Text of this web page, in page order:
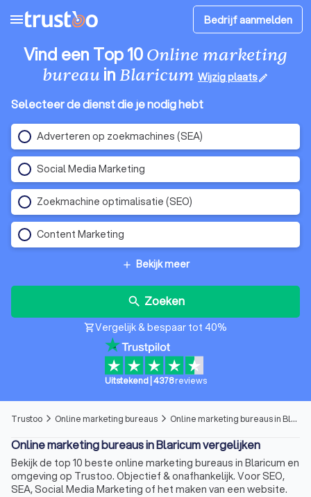
menu Bedrijf aanmelden
Vind een Top 10Online marketing
bureauinBlaricum Wijzig plaatsedit
Selecteer de dienst die je nodig hebt
Adverteren op zoekmachines (SEA)
Social Media Marketing
Zoekmachine optimalisatie (SEO)
Content Marketing
add Bekijk meer
search Zoeken
shopping_cartVergelijk & bespaar tot 40%
Uitstekend| 4378 reviews
Trustoo arrow_forward_ios Online marketing bureaus arrow_forward_ios Online marketing bureaus in Blaricum
Online marketing bureaus in Blaricum vergelijken
Bekijk de top 10 beste online marketing bureaus in Blaricum en
omgeving op Trustoo. Objectief & onafhankelijk. Voor SEO,
SEA, Social Media Marketing of het maken van een website.